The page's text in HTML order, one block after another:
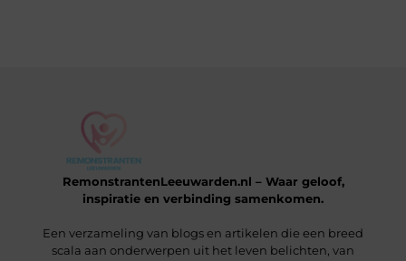
RemonstrantenLeeuwarden.nl – Waar geloof,
inspiratie en verbinding samenkomen.
Een verzameling van blogs en artikelen die een breed
scala aan onderwerpen uit het leven belichten, van